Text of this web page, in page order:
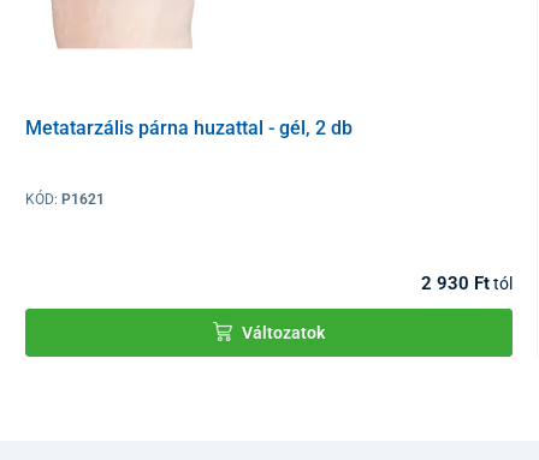
Metatarzális párna huzattal - gél, 2 db
KÓD: P1621
2 930 Fttól
Változatok